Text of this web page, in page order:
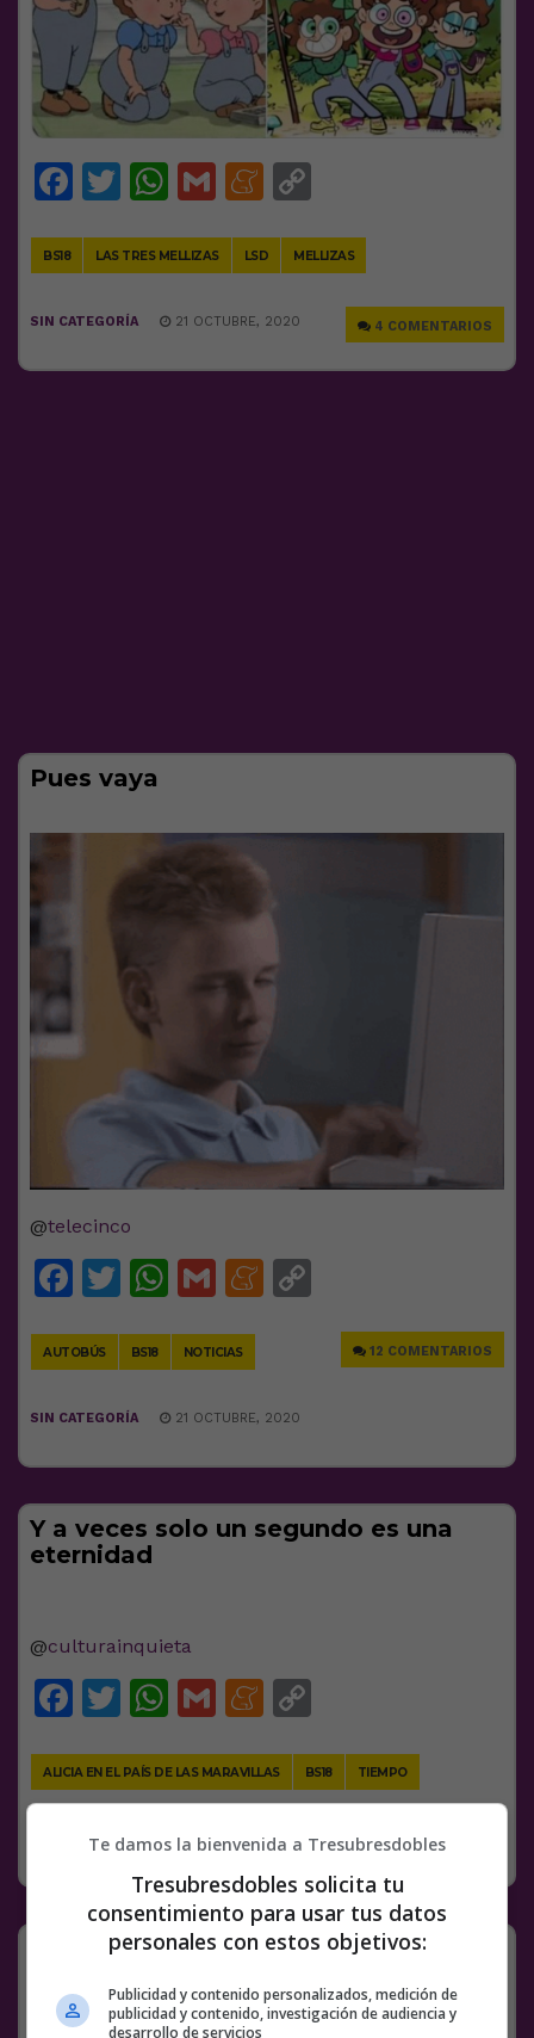
Facebook
Twitter
WhatsApp
GmailMeneame
BS18 LAS TRES MELLIZAS LSD MELLIZAS
4 COMENTARIOS
SIN CATEGORÍA 21 OCTUBRE, 2020
Pues vaya
@telecinco
Facebook
Twitter
WhatsApp
GmailMeneame
AUTOBÚS BS18 NOTICIAS 12 COMENTARIOS
SIN CATEGORÍA 21 OCTUBRE, 2020
Y a veces solo un segundo es una
eternidad
@culturainquieta
Facebook
Twitter
WhatsApp
GmailMeneame
ALICIA EN EL PAÍS DE LAS MARAVILLAS BS18 TIEMPO
7 COMENTARIOS
SIN CATEGORÍA 21 OCTUBRE, 2020
But why?
pic.twitter.com/O8mCH9mLcT
Te damos la bienvenida a Tresubresdobles
Tresubresdobles solicita tu
consentimiento para usar tus datos
personales con estos objetivos:
Publicidad y contenido personalizados, medición de
publicidad y contenido, investigación de audiencia y
desarrollo de servicios